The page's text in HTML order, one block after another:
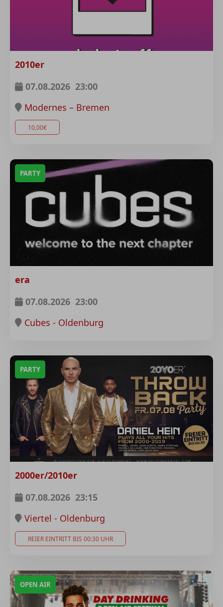
2010er
07.08.2026 23:00
Modernes – Bremen
10,00€
PARTY
era
07.08.2026 23:00
Cubes - Oldenburg
PARTY
2000er/2010er
07.08.2026 23:15
Viertel - Oldenburg
REIER EINTRITT BIS 00:30 UHR
OPEN AIR